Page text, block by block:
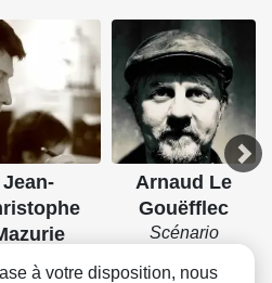
Jean-
Arnaud Le
Gouëfflec
Scénario
à votre disposition, nous